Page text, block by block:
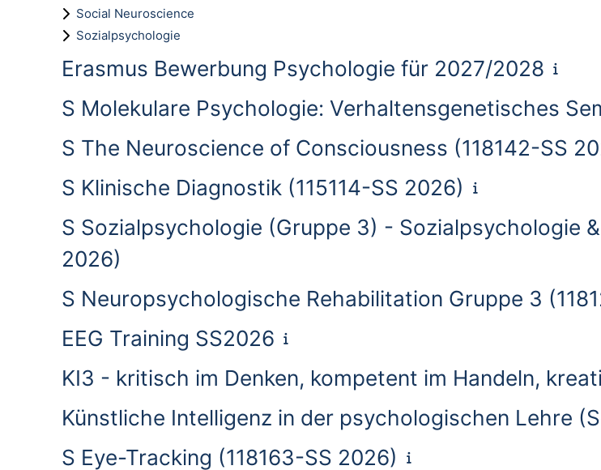
Social Neuroscience
Sozialpsychologie
Erasmus Bewerbung Psychologie für 2027/2028
S Molekulare Psychologie: Verhaltensgenetisches
S The Neuroscience of Consciousness (118142-SS
S Klinische Diagnostik (115114-SS 2026)
S Sozialpsychologie (Gruppe 3) - Sozialpsychologie
2026)
S Neuropsychologische Rehabilitation Gruppe 3
EEG Training SS2026
KI3 - kritisch im Denken, kompetent im Handeln,
Künstliche Intelligenz in der psychologischen Lehre
S Eye-Tracking (118163-SS 2026)